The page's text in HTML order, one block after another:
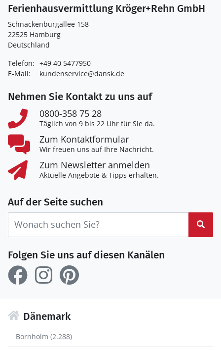
Ferienhausvermittlung Kröger+Rehn GmbH
Schnackenburgallee 158
22525 Hamburg
Deutschland
Telefon: +49 40 5477950
E-Mail:
kundenservice@dansk.de
Nehmen Sie Kontakt zu uns auf
0800-358 75 28
Täglich von 9 bis 22 Uhr für Sie da.
Zum Kontaktformular
Wir freuen uns auf Ihre Nachricht.
Zum Newsletter anmelden
Aktuelle Angebote & Tipps erhalten.
Auf der Seite suchen
Folgen Sie uns auf diesen Kanälen
Dänemark
Bornholm (2.288)